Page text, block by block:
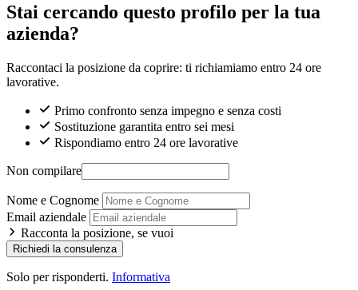
Stai cercando questo profilo per la tua
azienda?
Raccontaci la posizione da coprire: ti richiamiamo entro 24 ore
lavorative.
Primo confronto senza impegno e senza costi
Sostituzione garantita entro sei mesi
Rispondiamo entro 24 ore lavorative
Non compilare
Nome e Cognome
Email aziendale
Racconta la posizione, se vuoi
Richiedi la consulenza
Solo per risponderti. Informativa